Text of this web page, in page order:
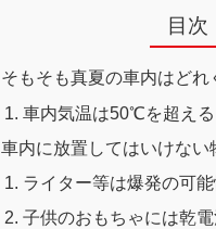
目次
そもそも真夏の車内はどれ
車内気温は50℃を超える
車内に放置してはいけない
ライター等は爆発の可能
子供のおもちゃには乾